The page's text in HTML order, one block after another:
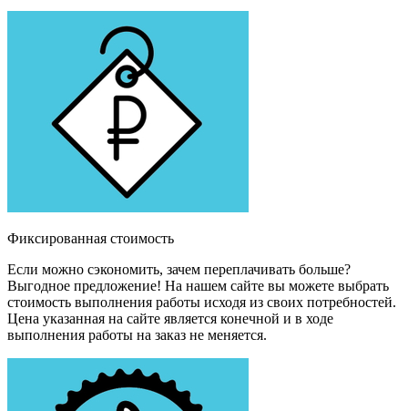
Фиксированная стоимость
Если можно сэкономить, зачем переплачивать больше?
Выгодное предложение! На нашем сайте вы можете выбрать
стоимость выполнения работы исходя из своих потребностей.
Цена указанная на сайте является конечной и в ходе
выполнения работы на заказ не меняется.